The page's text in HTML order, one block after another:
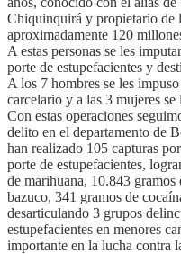
Chiquinquirá y propietario de
aproximadamente 120
A estas personas se les
porte de estupefacientes y
A los 7 hombres se les
carcelario y a las 3 mujeres
Con estas operaciones
delito en el departamento de
han realizado 105 capturas
porte de estupefacientes,
de marihuana, 10.843 gramos
bazuco, 341 gramos de
desarticulando 3 grupos
estupefacientes en menores
importante en la lucha contra